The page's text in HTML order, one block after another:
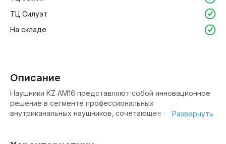
ТЦ Силуэт
На складе
Описание
Наушники KZ AM16 представляют собой инновационное
решение в сегменте профессиональных
внутриканальных наушников, сочетающее передовые
Развернуть